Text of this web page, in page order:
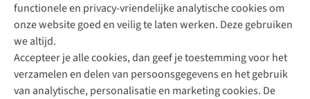
functionele en privacy-vriendelijke analytische cookies om
onze website goed en veilig te laten werken. Deze gebruiken
we altijd.
Accepteer je alle cookies, dan geef je toestemming voor het
verzamelen en delen van persoonsgegevens en het gebruik
van analytische, personalisatie en marketing cookies. De
Direct advies van een Buitenexpert
+31 (0)85 888 50 88
+31 6 12 28 49 80